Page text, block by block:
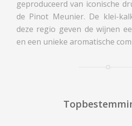
geproduceerd van iconische
de Pinot Meunier. De klei-
deze regio geven de wijnen
en een unieke aromatische